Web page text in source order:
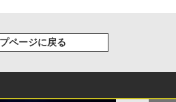
ページに戻る